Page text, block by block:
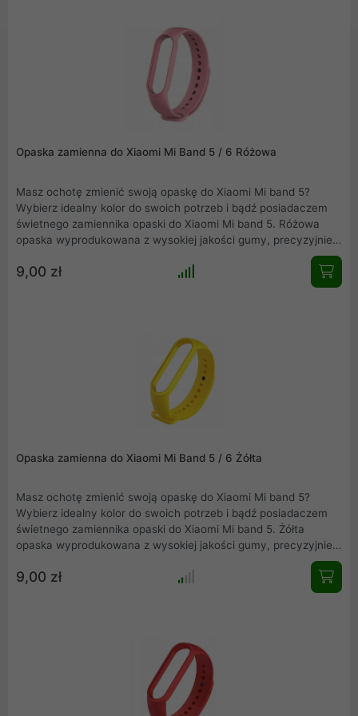
Opaska zamienna do Xiaomi Mi Band 5 / 6 Różowa
Masz ochotę zmienić swoją opaskę do Xiaomi Mi band 5?
Wybierz idealny kolor do swoich potrzeb i bądź posiadaczem
świetnego zamiennika opaski do Xiaomi Mi band 5. Różowa
opaska wyprodukowana z wysokiej jakości gumy, precyzyjnie
Elegancka, łatwa w montażu i idealnie dopasowana do Mi band
9,00 zł
Opaska zamienna do Xiaomi Mi Band 5 / 6 Żółta
Masz ochotę zmienić swoją opaskę do Xiaomi Mi band 5?
Wybierz idealny kolor do swoich potrzeb i bądź posiadaczem
świetnego zamiennika opaski do Xiaomi Mi band 5. Żółta
opaska wyprodukowana z wysokiej jakości gumy, precyzyjnie
Elegancka, łatwa w montażu i idealnie dopasowana do Mi band
9,00 zł